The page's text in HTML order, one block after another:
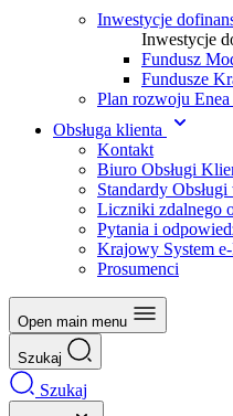
Inwestycje
Inwestycje
Fundusz
Fundusze
Plan rozwoju
Obsługa klienta
Kontakt
Biuro Obsługi
Standardy
Liczniki zdalnego
Pytania i
Krajowy System
Prosumenci
Open main menu
Szukaj
Szukaj